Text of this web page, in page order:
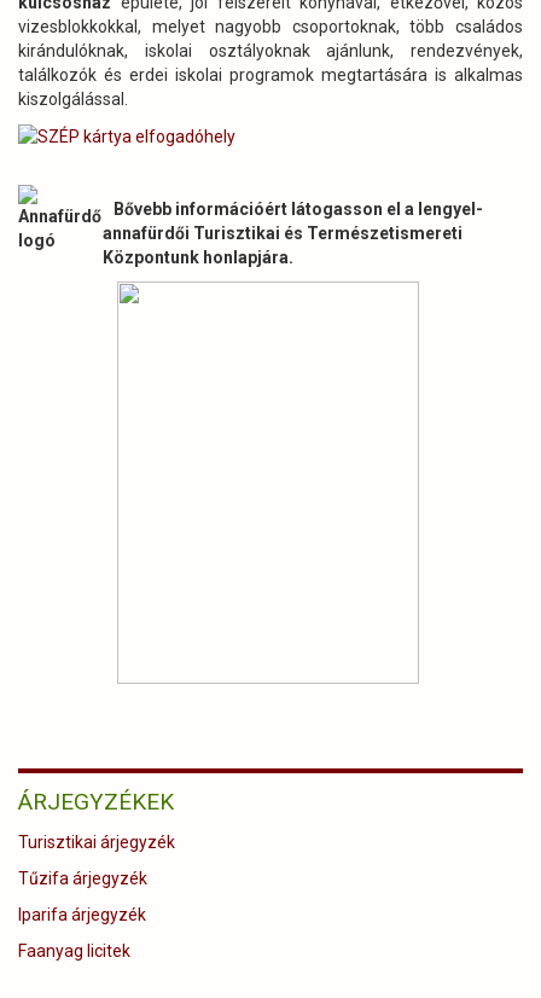
vizesblokkokkal, melyet nagyobb csoportoknak, több családos
kirándulóknak, iskolai osztályoknak ajánlunk, rendezvények,
találkozók és erdei iskolai programok megtartására is alkalmas
kiszolgálással.
Bővebb információért látogasson el a lengyel-
annafürdői Turisztikai és Természetismereti
Központunk honlapjára.
ÁRJEGYZÉKEK
Turisztikai árjegyzék
Tűzifa árjegyzék
Iparifa árjegyzék
Faanyag licitek